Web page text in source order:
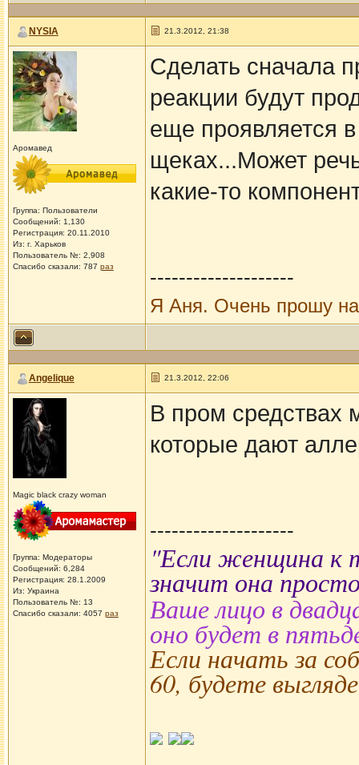
NYSIA 21.3.2012, 21:38
Аромавед
Группа: Пользователи
Сообщений: 1,130
Регистрация: 20.11.2010
Из: г. Харьков
Пользователь №: 2,908
Спасибо сказали: 787 раз
Сделать сначала
реакции будут
еще проявляется
щеках...Может
какие-то
--------------------
Я Аня. Очень прошу
Angelique 21.3.2012, 22:06
Magic black crazy woman
Группа: Модераторы
Сообщений: 6,284
Регистрация: 28.1.2009
Из: Украина
Пользователь №: 13
Спасибо сказали: 4057 раз
В пром средствах
которые дают
--------------------
"Если женщина к
значит она
Ваше лицо в
оно будет в
Если начать за
60, будете